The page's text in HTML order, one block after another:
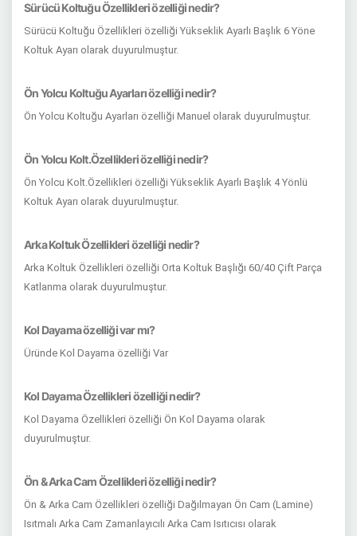
Sürücü Koltuğu Özellikleri özelliği nedir?
Sürücü Koltuğu Özellikleri özelliği Yükseklik Ayarlı Başlık 6 Yöne
Koltuk Ayarı olarak duyurulmuştur.
Ön Yolcu Koltuğu Ayarları özelliği nedir?
Ön Yolcu Koltuğu Ayarları özelliği Manuel olarak duyurulmuştur.
Ön Yolcu Kolt.Özellikleri özelliği nedir?
Ön Yolcu Kolt.Özellikleri özelliği Yükseklik Ayarlı Başlık 4 Yönlü
Koltuk Ayarı olarak duyurulmuştur.
Arka Koltuk Özellikleri özelliği nedir?
Arka Koltuk Özellikleri özelliği Orta Koltuk Başlığı 60/40 Çift Parça
Katlanma olarak duyurulmuştur.
Kol Dayama özelliği var mı?
Üründe Kol Dayama özelliği Var
Kol Dayama Özellikleri özelliği nedir?
Kol Dayama Özellikleri özelliği Ön Kol Dayama olarak
duyurulmuştur.
Ön & Arka Cam Özellikleri özelliği nedir?
Ön & Arka Cam Özellikleri özelliği Dağılmayan Ön Cam (Lamine)
Isıtmalı Arka Cam Zamanlayıcılı Arka Cam Isıtıcısı olarak